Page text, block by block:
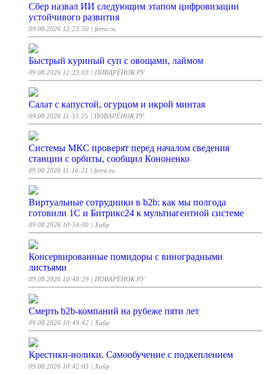
Сбер назвал ИИ следующим этапом цифровизации
устойчивого развития
09.08.2026 12:23:50 | ferra.ru
Быстрый куриный суп с овощами, лаймом
09.08.2026 12:23:03 | ПОВАРЁНОК.РУ
Салат с капустой, огурцом и икрой минтая
09.08.2026 11:33:25 | ПОВАРЁНОК.РУ
Системы МКС проверят перед началом сведения
станции с орбиты, сообщил Кононенко
09.08.2026 11:16:21 | ferra.ru
Виртуальные сотрудники в b2b: как мы полгода
готовили 1С и Битрикс24 к мультиагентной системе
09.08.2026 10:54:00 | Хабр
Консервированные помидоры с виноградными
листьями
09.08.2026 10:48:29 | ПОВАРЁНОК.РУ
Смерть b2b-компаний на рубеже пяти лет
09.08.2026 10:43:42 | Хабр
Крестики-нолики. Самообучение с подкеплением
09.08.2026 10:42:03 | Хабр